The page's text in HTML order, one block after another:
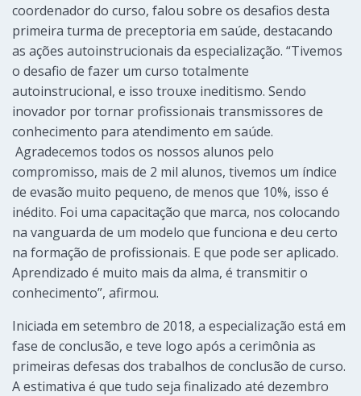
coordenador do curso, falou sobre os desafios desta
primeira turma de preceptoria em saúde, destacando
as ações autoinstrucionais da especialização. “Tivemos
o desafio de fazer um curso totalmente
autoinstrucional, e isso trouxe ineditismo. Sendo
inovador por tornar profissionais transmissores de
conhecimento para atendimento em saúde.
Agradecemos todos os nossos alunos pelo
compromisso, mais de 2 mil alunos, tivemos um índice
de evasão muito pequeno, de menos que 10%, isso é
inédito. Foi uma capacitação que marca, nos colocando
na vanguarda de um modelo que funciona e deu certo
na formação de profissionais. E que pode ser aplicado.
Aprendizado é muito mais da alma, é transmitir o
conhecimento”, afirmou.
Iniciada em setembro de 2018, a especialização está em
fase de conclusão, e teve logo após a cerimônia as
primeiras defesas dos trabalhos de conclusão de curso.
A estimativa é que tudo seja finalizado até dezembro